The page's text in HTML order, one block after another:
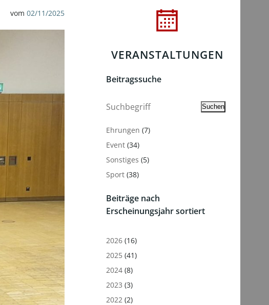
vom 02/11/2025
VERANSTALTUNGEN
Beitragssuche
Suchen Suchen
Ehrungen (7)
Event(34)
Sonstiges (5)
Sport(38)
Beiträge nach
Erscheinungsjahr sortiert
2026(16)
2025(41)
2024(8)
2023 (3)
2022(2)